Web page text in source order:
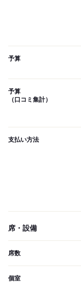
予算
予算
（口コミ集計）
支払い方法
席・設備
席数
個室